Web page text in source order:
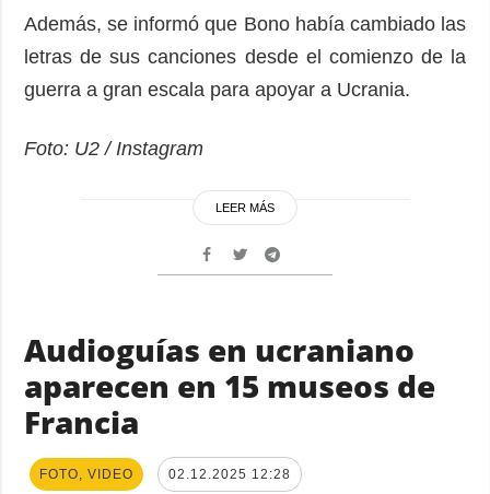
Además, se informó que Bono había cambiado las
letras de sus canciones desde el comienzo de la
guerra a gran escala para apoyar a Ucrania.
Foto: U2 / Instagram
LEER MÁS
Audioguías en ucraniano
aparecen en 15 museos de
Francia
FOTO, VIDEO 02.12.2025 12:28